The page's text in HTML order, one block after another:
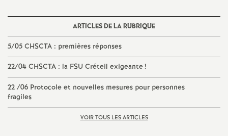
ARTICLES DE LA RUBRIQUE
5/05 CHSCTA : premières réponses
22/04 CHSCTA : la FSU Créteil exigeante!
22 /06 Protocole et nouvelles mesures pour personnes
fragiles
VOIR TOUS LES ARTICLES